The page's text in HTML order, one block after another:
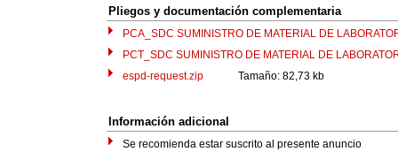
Pliegos y documentación complementaria
PCA_SDC SUMINISTRO DE MATERIAL DE
PCT_SDC SUMINISTRO DE MATERIAL DE
espd-request.zip Tamaño: 82,73 kb
Información adicional
Se recomienda estar suscrito al presente anuncio